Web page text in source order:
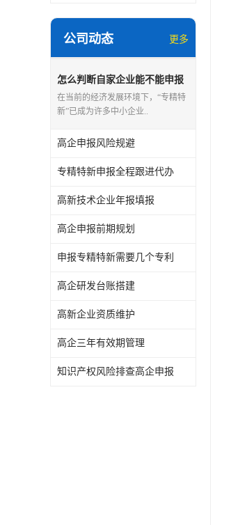
公司动态 更多
怎么判断自家企业能不能申报
专精特新
在当前的经济发展环境下，“专精特
新”已成为许多中小企业..
高企申报风险规避
专精特新申报全程跟进代办
高新技术企业年报填报
高企申报前期规划
申报专精特新需要几个专利
高企研发台账搭建
高新企业资质维护
高企三年有效期管理
知识产权风险排查高企申报